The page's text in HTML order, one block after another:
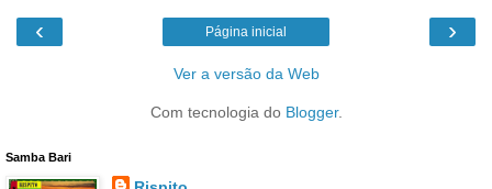
‹ ›
Página inicial
Ver a versão da Web
Com tecnologia do Blogger.
Samba Bari